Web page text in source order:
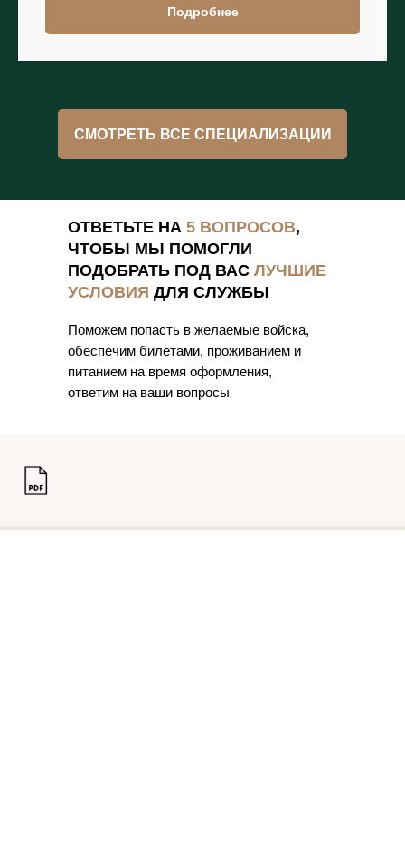
Подробнее
СМОТРЕТЬ ВСЕ СПЕЦИАЛИЗАЦИИ
ОТВЕТЬТЕ НА 5 ВОПРОСОВ,
ЧТОБЫ МЫ ПОМОГЛИ
ПОДОБРАТЬ ПОД ВАС ЛУЧШИЕ
УСЛОВИЯ ДЛЯ СЛУЖБЫ
Поможем попасть в желаемые войска,
обеспечим билетами, проживанием и
питанием на время оформления,
ответим на ваши вопросы